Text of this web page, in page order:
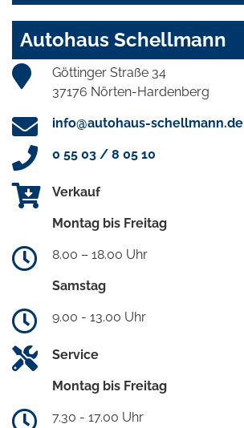
Autohaus Schellmann
Göttinger Straße 34
37176 Nörten-Hardenberg
info@autohaus-schellmann.de
0 55 03 / 8 05 10
Verkauf
Montag bis Freitag
8.00 – 18.00 Uhr
Samstag
9.00 - 13.00 Uhr
Service
Montag bis Freitag
7.30 - 17.00 Uhr